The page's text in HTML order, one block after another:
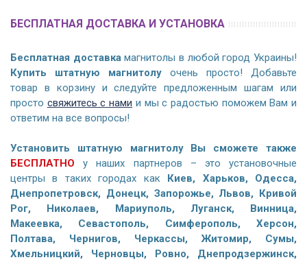
БЕСПЛАТНАЯ ДОСТАВКА И УСТАНОВКА
Бесплатная доставкамагнитолы в любой город Украины!
Купить штатную магнитолу очень просто! Добавьте
товар в корзину и следуйте предложенным шагам или
просто свяжитесь с нами и мы с радостью поможем Вам и
ответим на все вопросы!
Установить штатную магнитолу Вы сможете также
БЕСПЛАТНО у наших партнеров – это установочные
центры в таких городах как
Киев, Харьков, Одесса,
Днепропетровск, Донецк, Запорожье, Львов, Кривой
Рог, Николаев, Мариуполь, Луганск, Винница,
Макеевка, Севастополь, Симферополь, Херсон,
Полтава, Чернигов, Черкассы, Житомир, Сумы,
Хмельницкий, Черновцы, Ровно, Днепродзержинск,